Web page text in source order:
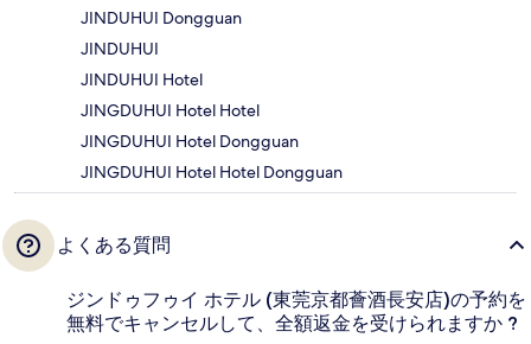
JINDUHUI Dongguan
JINDUHUI
JINDUHUI Hotel
JINGDUHUI Hotel Hotel
JINGDUHUI Hotel Dongguan
JINGDUHUI Hotel Hotel Dongguan
よくある質問
ジンドゥフゥイ ホテル (東莞京都薈酒長安店)の予約を
無料でキャンセルして、全額返金を受けられますか ?